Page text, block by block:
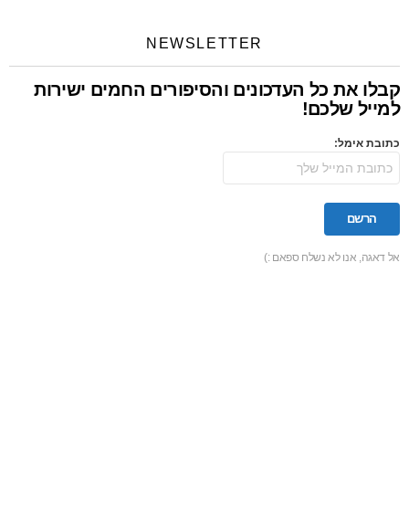
NEWSLETTER
קבלו את כל העדכונים והסיפורים החמים ישירות
למייל שלכם!
כתובת אימל:
אל דאגה, אנו לא נשלח ספאם :)